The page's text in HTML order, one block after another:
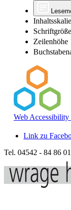
Schriftgröße
Zeilenhöhe
Web Accessibility
Link zu
Tel. 04542 - 84 86